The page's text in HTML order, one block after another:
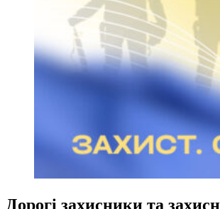
Дорогі захисники та